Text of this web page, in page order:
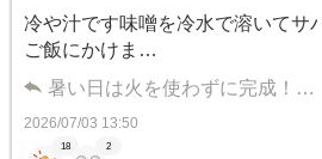
冷や汁です味噌を冷水で溶いてサ
ご飯にかけま…
暑い日は火を使わずに完成！…
2026/07/03 13:50
18 2